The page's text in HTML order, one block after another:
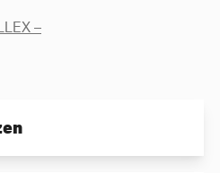
–